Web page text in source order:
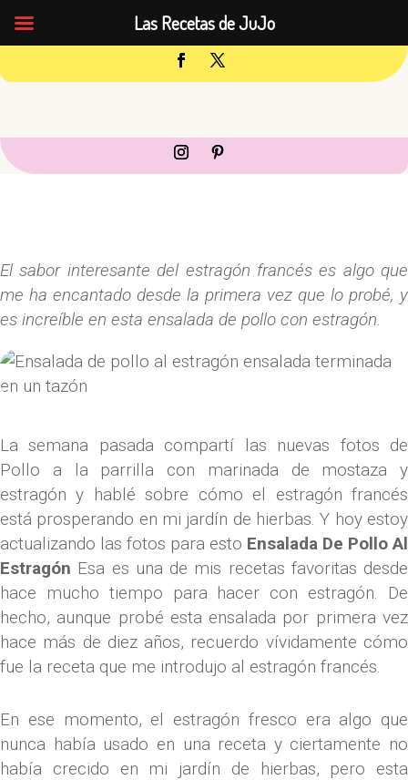
El sabor interesante del estragón francés es algo que
me ha encantado desde la primera vez que lo probé, y
es increíble en esta ensalada de pollo con estragón.
La semana pasada compartí las nuevas fotos de
Pollo a la parrilla con marinada de mostaza y
estragón y hablé sobre cómo el estragón francés
está prosperando en mi jardín de hierbas. Y hoy estoy
actualizando las fotos para esto Ensalada De Pollo Al
Estragón Esa es una de mis recetas favoritas desde
hace mucho tiempo para hacer con estragón. De
hecho, aunque probé esta ensalada por primera vez
hace más de diez años, recuerdo vívidamente cómo
fue la receta que me introdujo al estragón francés.
En ese momento, el estragón fresco era algo que
nunca había usado en una receta y ciertamente no
había crecido en mi jardín de hierbas, pero esta
Las Recetas de JuJo